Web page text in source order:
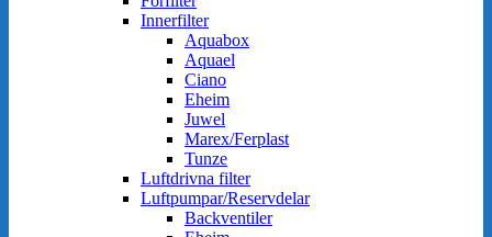
Innerfilter
Aquabox
Aquael
Ciano
Eheim
Juwel
Marex/Ferplast
Tunze
Luftdrivna filter
Luftpumpar/Reservdelar
Backventiler